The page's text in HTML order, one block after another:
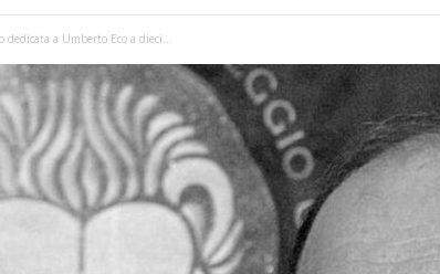
a Umberto Eco a dieci...